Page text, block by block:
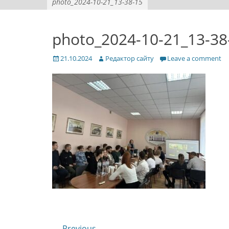
photo_2024-10-21_13-
Posted
21.10.2024 Author
Редактор сайту Leave a comment